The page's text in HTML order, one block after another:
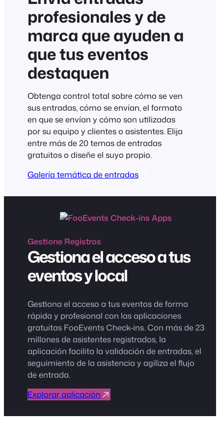
profesionales y de
marca que ayuden a
que tus eventos
destaquen
Obtenga control total sobre cómo se ven
sus entradas, cómo se envían, el formato
en que se envían y cómo son utilizadas
por su equipo y clientes o asistentes. Elija
entre más de 20 temas de entradas
gratuitos o diseñe el suyo propio.
Galería temática de entradas
Gestione Registros
Gestiona el acceso a tus
eventos y local
Gestiona el acceso a tus eventos de forma
rápida y profesional con las aplicaciones
gratuitas FooEvents Check-ins. Con más de 23
millones de asistentes registrados, la
aplicación facilita la validación de entradas, el
seguimiento de la asistencia y agiliza el flujo
de entrada.
Explorar aplicación